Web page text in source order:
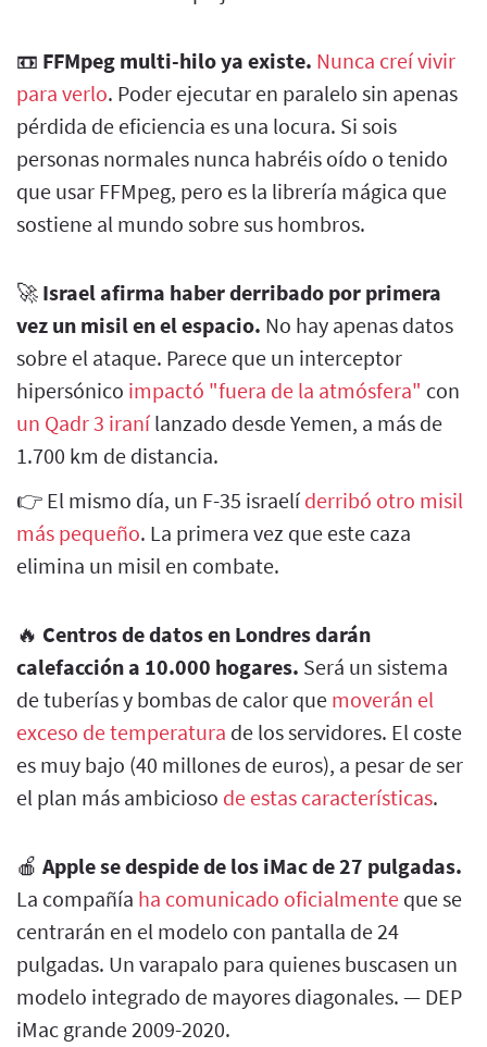
📼 FFMpeg multi-hilo ya existe. Nunca creí vivir
para verlo. Poder ejecutar en paralelo sin apenas
pérdida de eficiencia es una locura. Si sois
personas normales nunca habréis oído o tenido
que usar FFMpeg, pero es la librería mágica que
sostiene al mundo sobre sus hombros.
🚀 Israel afirma haber derribado por primera
vez un misil en el espacio. No hay apenas datos
sobre el ataque. Parece que un interceptor
hipersónico impactó "fuera de la atmósfera" con
un Qadr 3 iraní lanzado desde Yemen, a más de
1.700 km de distancia.
👉 El mismo día, un F-35 israelí derribó otro misil
más pequeño. La primera vez que este caza
elimina un misil en combate.
🔥 Centros de datos en Londres darán
calefacción a 10.000 hogares. Será un sistema
de tuberías y bombas de calor que moverán el
exceso de temperatura de los servidores. El coste
es muy bajo (40 millones de euros), a pesar de ser
el plan más ambicioso de estas características.
🍎 Apple se despide de los iMac de 27 pulgadas.
La compañía ha comunicado oficialmente que se
centrarán en el modelo con pantalla de 24
pulgadas. Un varapalo para quienes buscasen un
modelo integrado de mayores diagonales. — DEP
iMac grande 2009-2020.